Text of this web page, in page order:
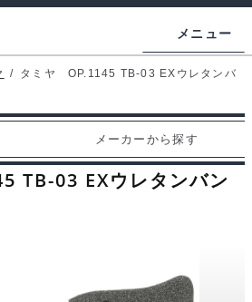
メニュー
/ タミヤ OP.1145 TB-03 EXウレタンバ
メーカーから探す
TB-03 EXウレタンバン